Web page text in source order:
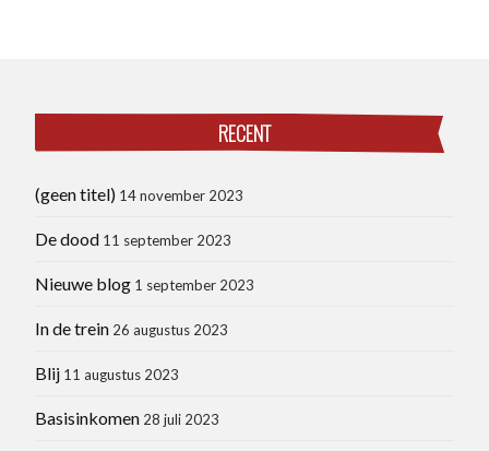
RECENT
(geen titel) 14 november 2023
De dood 11 september 2023
Nieuwe blog 1 september 2023
In de trein 26 augustus 2023
Blij 11 augustus 2023
Basisinkomen 28 juli 2023